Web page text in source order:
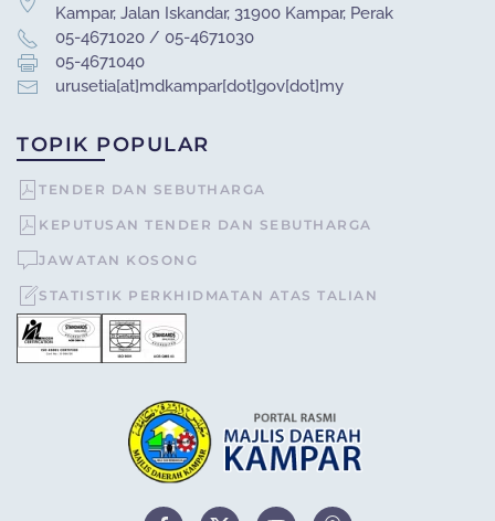
Kampar, Jalan Iskandar, 31900 Kampar, Perak
05-4671020 / 05-4671030
05-4671040
urusetia[at]mdkampar[dot]gov[dot]my
TOPIK POPULAR
TENDER DAN SEBUTHARGA
KEPUTUSAN TENDER DAN SEBUTHARGA
JAWATAN KOSONG
STATISTIK PERKHIDMATAN ATAS TALIAN